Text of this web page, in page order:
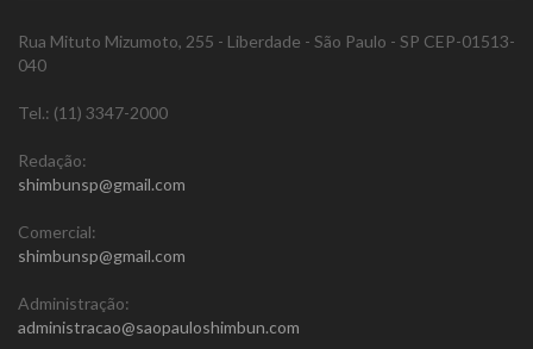
Rua Mituto Mizumoto, 255 - Liberdade - São Paulo - SP CEP-01513-
040
Tel.: (11) 3347-2000
Redação:
shimbunsp@gmail.com
Comercial:
shimbunsp@gmail.com
Administração:
administracao@saopauloshimbun.com